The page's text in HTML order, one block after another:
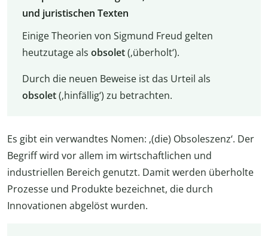
und juristischen Texten
Einige Theorien von Sigmund Freud gelten
heutzutage als obsolet(‚überholt‘).
Durch die neuen Beweise ist das Urteil als
obsolet(‚hinfällig‘) zu betrachten.
Es gibt ein verwandtes Nomen: ‚(die) Obsoleszenz‘. Der
Begriff wird vor allem im wirtschaftlichen und
industriellen Bereich genutzt. Damit werden überholte
Prozesse und Produkte bezeichnet, die durch
Innovationen abgelöst wurden.